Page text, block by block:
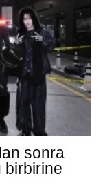
sonra
birbirine